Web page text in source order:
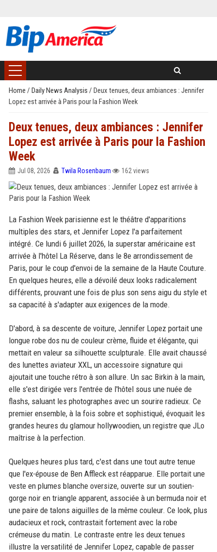
Home / Daily News Analysis / Deux tenues, deux ambiances : Jennifer
Lopez est arrivée à Paris pour la Fashion Week
Deux tenues, deux ambiances : Jennifer
Lopez est arrivée à Paris pour la Fashion
Week
Jul 08, 2026 Twila Rosenbaum 162 views
La Fashion Week parisienne est le théâtre d'apparitions
multiples des stars, et Jennifer Lopez l'a parfaitement
intégré. Ce lundi 6 juillet 2026, la superstar américaine est
arrivée à l'hôtel La Réserve, dans le 8e arrondissement de
Paris, pour le coup d'envoi de la semaine de la Haute Couture.
En quelques heures, elle a dévoilé deux looks radicalement
différents, prouvant une fois de plus son sens aigu du style et
sa capacité à s'adapter aux exigences de la mode.
D'abord, à sa descente de voiture, Jennifer Lopez portait une
longue robe dos nu de couleur crème, fluide et élégante, qui
mettait en valeur sa silhouette sculpturale. Elle avait chaussé
des lunettes aviateur XXL, un accessoire signature qui
ajoutait une touche rétro à son allure. Un sac Birkin à la main,
elle s'est dirigée vers l'entrée de l'hôtel sous une nuée de
flashs, saluant les photographes avec un sourire radieux. Ce
premier ensemble, à la fois sobre et sophistiqué, évoquait les
grandes heures du glamour hollywoodien, un registre que JLo
maîtrise à la perfection.
Quelques heures plus tard, c'est dans une tout autre tenue
que l'ex-épouse de Ben Affleck est réapparue. Elle portait une
veste en plumes blanche oversize, ouverte sur un soutien-
gorge noir en triangle apparent, associée à un bermuda noir et
une paire de talons aiguilles de la même couleur. Ce look, plus
audacieux et rock, contrastait fortement avec la robe
crémeuse du matin. Le contraste entre les deux tenues
illustre la versatilité de Jennifer Lopez, capable de passer